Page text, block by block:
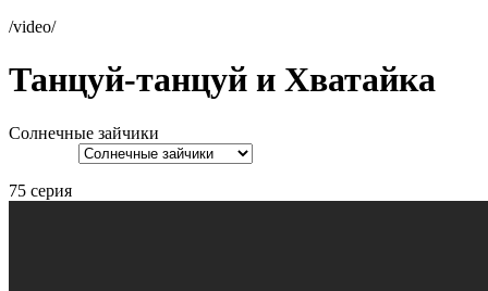
/video/
Танцуй-танцуй и Хватайка
Солнечные зайчики
75 серия